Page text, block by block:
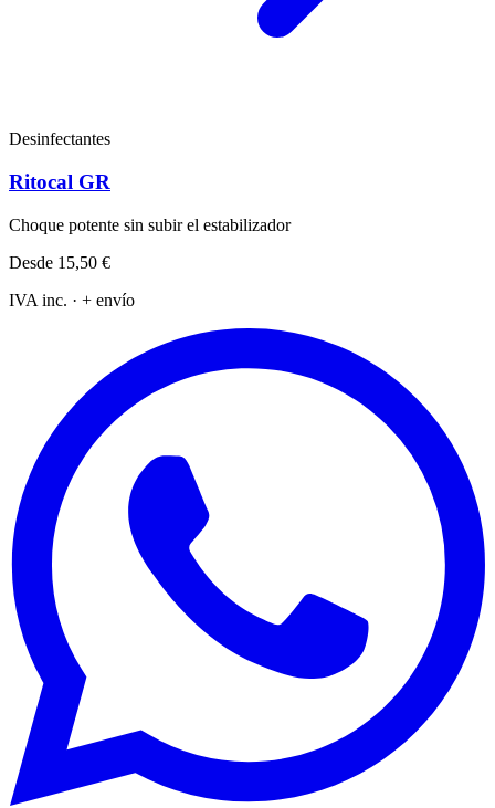
Desinfectantes
Ritocal GR
Choque potente sin subir el estabilizador
Desde 15,50 €
IVA inc. · + envío